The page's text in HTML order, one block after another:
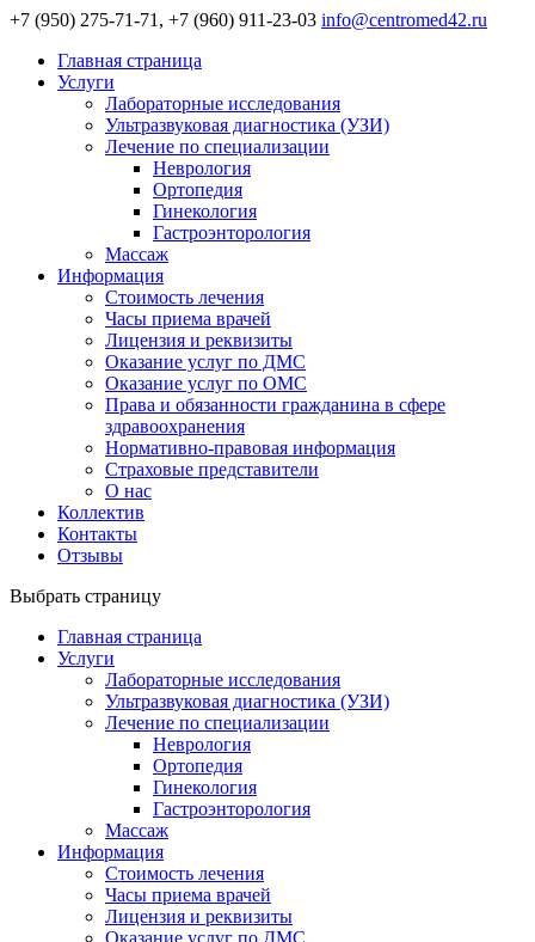
+7 (950) 275-71-71, +7 (960) 911-23-03 info@centromed42.ru
Главная страница
Услуги
Лабораторные исследования
Ультразвуковая диагностика (УЗИ)
Лечение по специализации
Неврология
Ортопедия
Гинекология
Гастроэнторология
Массаж
Информация
Стоимость лечения
Часы приема врачей
Лицензия и реквизиты
Оказание услуг по ДМС
Оказание услуг по ОМС
Права и обязанности гражданина в сфере
здравоохранения
Нормативно-правовая информация
Страховые представители
О нас
Коллектив
Контакты
Отзывы
Выбрать страницу
Главная страница
Услуги
Лабораторные исследования
Ультразвуковая диагностика (УЗИ)
Лечение по специализации
Неврология
Ортопедия
Гинекология
Гастроэнторология
Массаж
Информация
Стоимость лечения
Часы приема врачей
Лицензия и реквизиты
Оказание услуг по ДМС